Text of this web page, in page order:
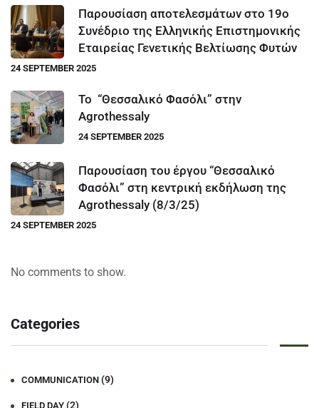
Παρουσίαση αποτελεσμάτων στο 19ο
Συνέδριο της Ελληνικής Επιστημονικής
Εταιρείας Γενετικής Βελτίωσης Φυτών
24 SEPTEMBER 2025
Το “Θεσσαλικό Φασόλι” στην
Agrothessaly
24 SEPTEMBER 2025
Παρουσίαση του έργου “Θεσσαλικό
Φασόλι” στη κεντρική εκδήλωση της
Agrothessaly (8/3/25)
24 SEPTEMBER 2025
No comments to show.
Categories
COMMUNICATION (9)
FIELD DAY (2)